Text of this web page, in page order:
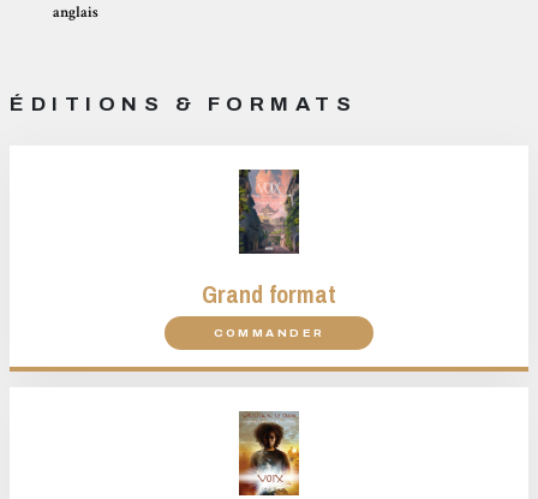
anglais
ÉDITIONS & FORMATS
Grand format
COMMANDER